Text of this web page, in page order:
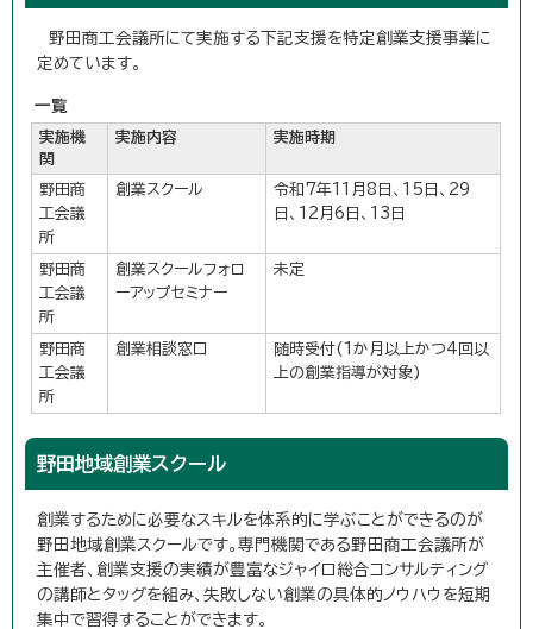
野田商工会議所にて実施する下記支援を特定創業支援事業に
定めています。
一覧
実施機
関
実施内容 実施時期
野田商
工会議
所
創業スクール
令和7年11月8日、15日、29
日、12月6日、13日
野田商
工会議
所
創業スクールフォロ
ーアップセミナー
未定
野田商
工会議
所
創業相談窓口
随時受付(1か月以上かつ4回以
上の創業指導が対象)
野田地域創業スクール
創業するために必要なスキルを体系的に学ぶことができるのが
野田地域創業スクールです。専門機関である野田商工会議所が
主催者、創業支援の実績が豊富なジャイロ総合コンサルティング
の講師とタッグを組み、失敗しない創業の具体的ノウハウを短期
集中で習得することができます。